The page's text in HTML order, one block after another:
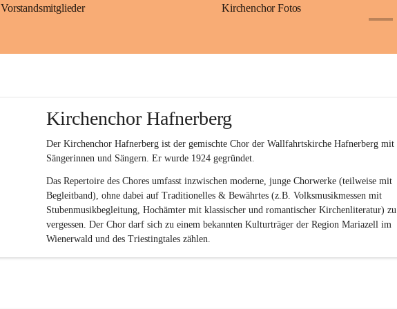
Vorstandsmitglieder Kirchenchor Fotos
Kirchenchor Hafnerberg
Der Kirchenchor Hafnerberg ist der gemischte Chor der Wallfahrtskirche Hafnerberg mit
Sängerinnen und Sängern. Er wurde 1924 gegründet.
Das Repertoire des Chores umfasst inzwischen moderne, junge Chorwerke (teilweise mit
Begleitband), ohne dabei auf Traditionelles & Bewährtes (z.B. Volksmusikmessen mit
Stubenmusikbegleitung, Hochämter mit klassischer und romantischer Kirchenliteratur) zu
vergessen. Der Chor darf sich zu einem bekannten Kulturträger der Region Mariazell im
Wienerwald und des Triestingtales zählen.